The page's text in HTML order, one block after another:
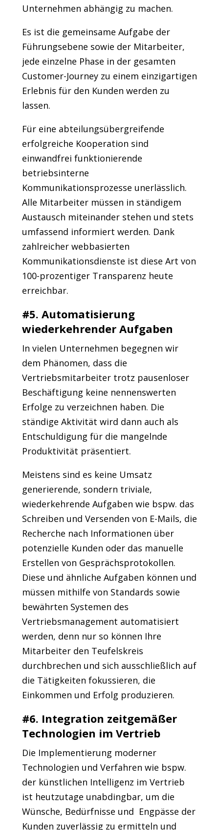
Unternehmen abhängig zu machen.
Es ist die gemeinsame Aufgabe der
Führungsebene sowie der Mitarbeiter,
jede einzelne Phase in der gesamten
Customer-Journey zu einem einzigartigen
Erlebnis für den Kunden werden zu
lassen.
Für eine abteilungsübergreifende
erfolgreiche Kooperation sind
einwandfrei funktionierende
betriebsinterne
Kommunikationsprozesse unerlässlich.
Alle Mitarbeiter müssen in ständigem
Austausch miteinander stehen und stets
umfassend informiert werden. Dank
zahlreicher webbasierten
Kommunikationsdienste ist diese Art von
100-prozentiger Transparenz heute
erreichbar.
#5. Automatisierung
wiederkehrender Aufgaben
In vielen Unternehmen begegnen wir
dem Phänomen, dass die
Vertriebsmitarbeiter trotz pausenloser
Beschäftigung keine nennenswerten
Erfolge zu verzeichnen haben. Die
ständige Aktivität wird dann auch als
Entschuldigung für die mangelnde
Produktivität präsentiert.
Meistens sind es keine Umsatz
generierende, sondern triviale,
wiederkehrende Aufgaben wie bspw. das
Schreiben und Versenden von E-Mails, die
Recherche nach Informationen über
potenzielle Kunden oder das manuelle
Erstellen von Gesprächsprotokollen.
Diese und ähnliche Aufgaben können und
müssen mithilfe von Standards sowie
bewährten Systemen des
Vertriebsmanagement automatisiert
werden, denn nur so können Ihre
Mitarbeiter den Teufelskreis
durchbrechen und sich ausschließlich auf
die Tätigkeiten fokussieren, die
Einkommen und Erfolg produzieren.
#6. Integration zeitgemäßer
Technologien im Vertrieb
Die Implementierung moderner
Technologien und Verfahren wie bspw.
der künstlichen Intelligenz im Vertrieb
ist heutzutage unabdingbar, um die
Wünsche, Bedürfnisse und Engpässe der
Kunden zuverlässig zu ermitteln und